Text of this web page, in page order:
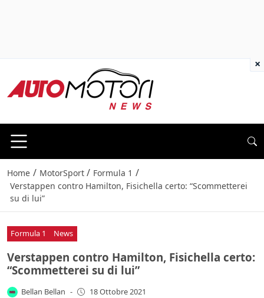
Home / MotorSport / Formula 1 /
Verstappen contro Hamilton, Fisichella certo: “Scommetterei
su di lui”
Formula 1 News
Verstappen contro Hamilton, Fisichella certo:
“Scommetterei su di lui”
Bellan Bellan - 18 Ottobre 2021
×